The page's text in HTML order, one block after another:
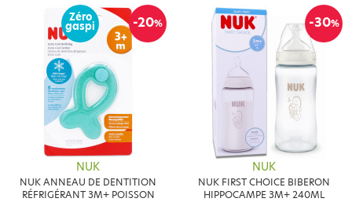
-20%
Zéro
gaspi
NUK
NUK ANNEAU DE DENTITION
RÉFRIGÉRANT 3M+ POISSON
-30%
NUK
NUK FIRST CHOICE BIBERON
HIPPOCAMPE 3M+ 240ML